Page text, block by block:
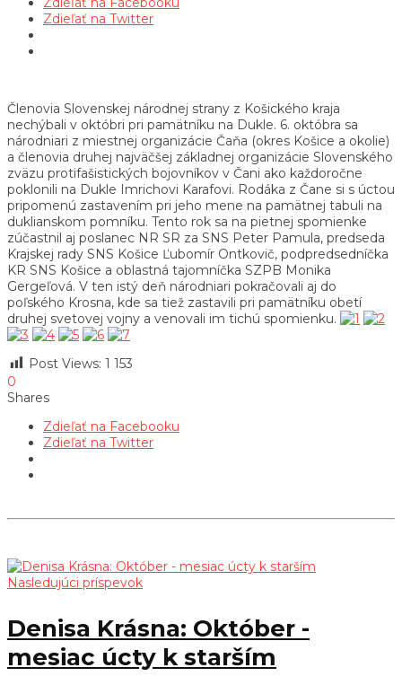
Zdieľať na Twitter
Členovia Slovenskej národnej strany z Košického kraja
nechýbali v októbri pri pamätníku na Dukle. 6. októbra sa
národniari z miestnej organizácie Čaňa (okres Košice a okolie)
a členovia druhej najväčšej základnej organizácie Slovenského
zväzu protifašistických bojovníkov v Čani ako každoročne
poklonili na Dukle Imrichovi Karafovi. Rodáka z Čane si s úctou
pripomenú zastavením pri jeho mene na pamätnej tabuli na
duklianskom pomníku. Tento rok sa na pietnej spomienke
zúčastnil aj poslanec NR SR za SNS Peter Pamula, predseda
Krajskej rady SNS Košice Ľubomír Ontkovič, podpredsedníčka
KR SNS Košice a oblastná tajomníčka SZPB Monika
Gergeľová. V ten istý deň národniari pokračovali aj do
poľského Krosna, kde sa tiež zastavili pri pamätníku obetí
druhej svetovej vojny a venovali im tichú spomienku.
Post Views: 1 153
0
Shares
Zdieľať na Facebooku
Zdieľať na Twitter
Nasledujúci príspevok
Denisa Krásna: Október -
mesiac úcty k starším